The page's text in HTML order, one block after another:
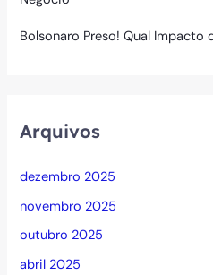
Bolsonaro Preso! Qual Impacto
Arquivos
dezembro 2025
novembro 2025
outubro 2025
abril 2025